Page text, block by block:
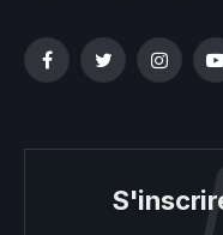
FacebookTwitter